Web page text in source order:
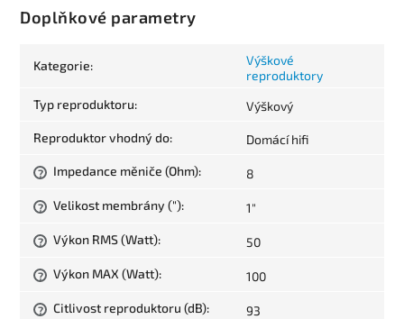
Doplňkové parametry
Kategorie:
Výškové
reproduktory
Typ reproduktoru: Výškový
Reproduktor vhodný do: Domácí hifi
? Impedance měniče (Ohm): 8
? Velikost membrány ("): 1"
? Výkon RMS (Watt): 50
? Výkon MAX (Watt): 100
? Citlivost reproduktoru (dB): 93